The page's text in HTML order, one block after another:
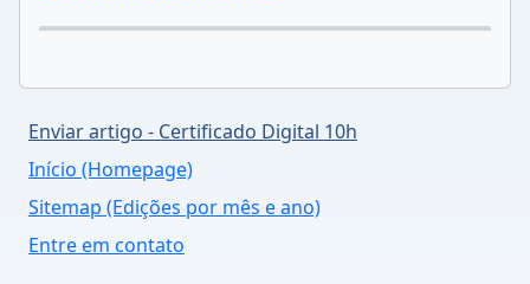
Enviar artigo - Certificado Digital 10h
Início (Homepage)
Sitemap (Edições por mês e ano)
Entre em contato